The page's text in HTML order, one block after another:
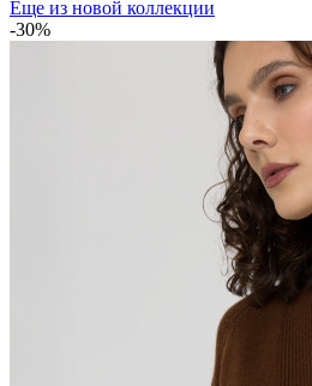
Еще из новой коллекции
-30%